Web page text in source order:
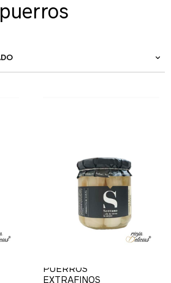
puerros
PUERROS
EXTRAFINOS